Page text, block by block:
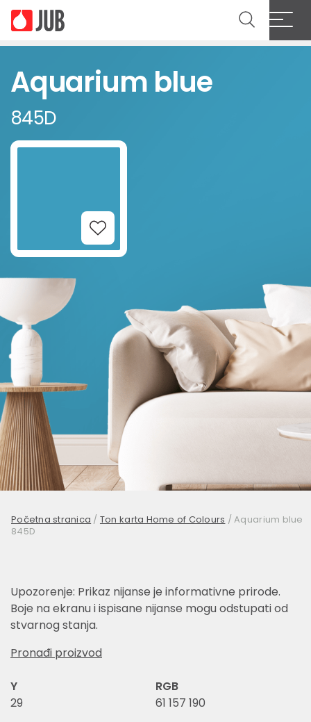
Aquarium blue
845D
Add to Wishlist
Početna stranica / Ton karta Home of Colours /Aquarium blue
845D
Upozorenje: Prikaz nijanse je informativne prirode.
Boje na ekranu i ispisane nijanse mogu odstupati od
stvarnog stanja.
Pronađi proizvod
Y
29
RGB
61 157 190